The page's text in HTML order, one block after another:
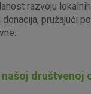
razvoju
pružajući
našoj društvenoj